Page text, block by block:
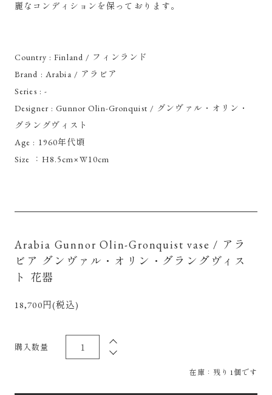
麗なコンディションを保っております。
Country : Finland / フィンランド
Brand : Arabia / アラビア
Series : -
Designer : Gunnor Olin-Gronquist / グンヴァル・オリン・
グラングヴィスト
Age : 1960年代頃
Size ：H8.5cm×W10cm
Arabia Gunnor Olin-Gronquist vase / アラ
ビア グンヴァル・オリン・グラングヴィス
ト 花器
18,700円(税込)
購入数量
在庫：残り1個です